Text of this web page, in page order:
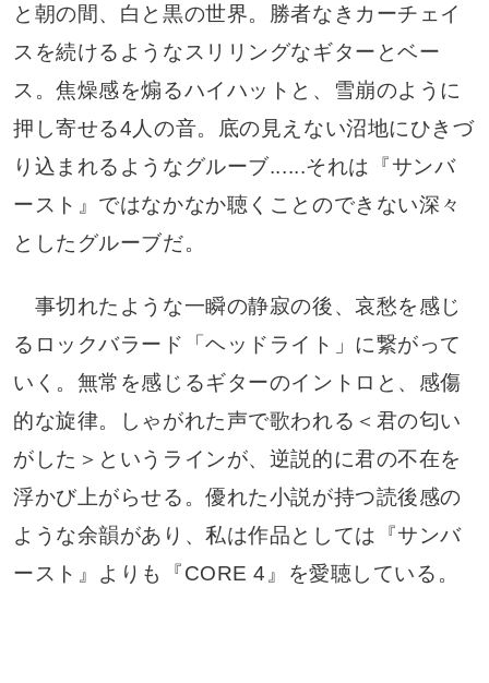
と朝の間、白と黒の世界。勝者なきカーチェイ
スを続けるようなスリリングなギターとベー
ス。焦燥感を煽るハイハットと、雪崩のように
押し寄せる4人の音。底の見えない沼地にひきづ
り込まれるようなグルーブ......それは『サンバ
ースト』ではなかなか聴くことのできない深々
としたグルーブだ。
事切れたような一瞬の静寂の後、哀愁を感じ
るロックバラード「ヘッドライト」に繋がって
いく。無常を感じるギターのイントロと、感傷
的な旋律。しゃがれた声で歌われる＜君の匂い
がした＞というラインが、逆説的に君の不在を
浮かび上がらせる。優れた小説が持つ読後感の
ような余韻があり、私は作品としては『サンバ
ースト』よりも『CORE 4』を愛聴している。